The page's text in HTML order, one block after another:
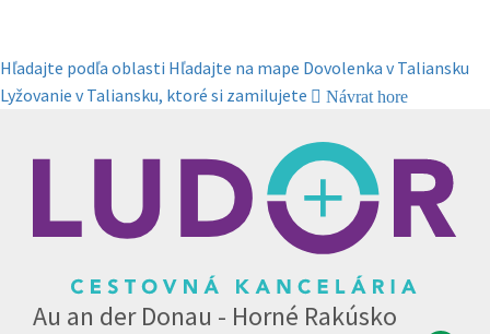
Hľadajte podľa oblasti Hľadajte na mape Dovolenka v Taliansku
Lyžovanie v Taliansku, ktoré si zamilujete
Návrat hore
Au an der Donau - Horné Rakúsko